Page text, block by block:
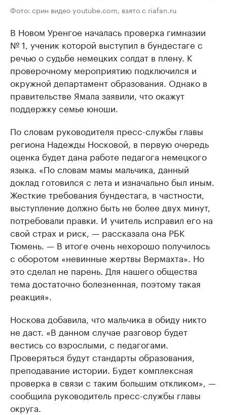
Фото: срин видео youtube.com, взято с riafan.ru
В Новом Уренгое началась проверка гимназии
№ 1, ученик которой выступил в бундестаге с
речью о судьбе немецких солдат в плену. К
проверочному мероприятию подключился и
окружной департамент образования. Однако в
правительстве Ямала заявили, что окажут
поддержку семье юноши.
По словам руководителя пресс-службы главы
региона Надежды Носковой, в первую очередь
оценка будет дана работе педагога немецкого
языка. «По словам мамы мальчика, данный
доклад готовился с лета и изначально был иным.
Жесткие требования бундестага, в частности,
выступление должно быть не более двух минут,
потребовали правки. И учитель исправил его на
свой страх и риск, — рассказала она РБК
Тюмень. — В итоге очень нехорошо получилось
с оборотом «невинные жертвы Вермахта». Но
это сделал не парень. Для нашего общества
тема достаточно болезненная, поэтому такая
реакция».
Носкова добавила, что мальчика в обиду никто
не даст. «В данном случае разговор будет
вестись со взрослыми, с педагогами.
Проверяться будут стандарты образования,
преподавание истории. Будет комплексная
проверка в связи с таким большим откликом», —
сообщила руководитель пресс-службы главы
округа.